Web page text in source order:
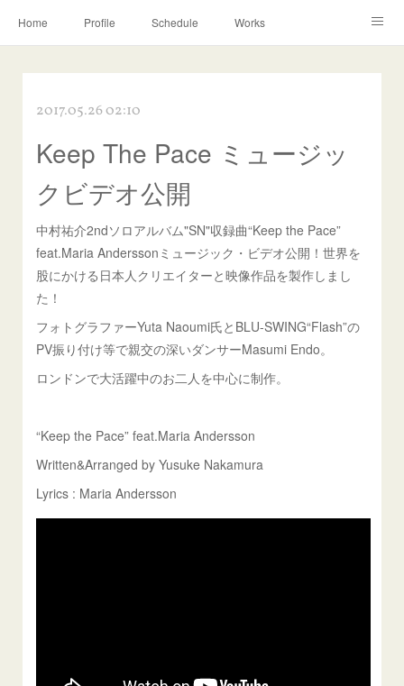
Home Profile Schedule Works
2017.05.26 02:10
Keep The Pace ミュージッ
クビデオ公開
中村祐介2ndソロアルバム"SN"収録曲“Keep the Pace”
feat.Maria Anderssonミュージック・ビデオ公開！世界を
股にかける日本人クリエイターと映像作品を製作しまし
た！
フォトグラファーYuta Naoumi氏とBLU-SWING“Flash”の
PV振り付け等で親交の深いダンサーMasumi Endo。
ロンドンで大活躍中のお二人を中心に制作。
“Keep the Pace” feat.Maria Andersson
Written&Arranged by Yusuke Nakamura
Lyrics : Maria Andersson